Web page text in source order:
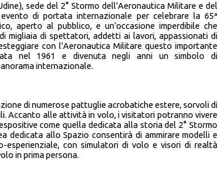
sede del 2° Stormo dell’Aeronautica Militare e del
di portata internazionale per celebrare la 65ª
aperto al pubblico, e un’occasione imperdibile che
migliaia di spettatori, addetti ai lavori, appassionati di
con l’Aeronautica Militare questo importante
nel 1961 e divenuta negli anni un simbolo di
internazionale.
di numerose pattuglie acrobatiche estere, sorvoli di
Accanto alle attività in volo, i visitatori potranno vivere
come quella dedicata alla storia del 2° Stormo
dedicata allo Spazio consentirà di ammirare modelli e
esperienziale, con simulatori di volo e visori di realtà
in prima persona.